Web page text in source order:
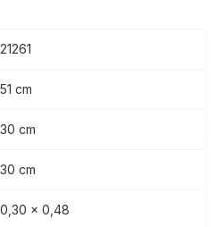
21261
51 cm
30 cm
30 cm
0,30 x 0,48